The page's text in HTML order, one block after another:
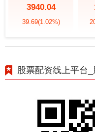
3940.04
39.69(1.02%)
股票配资线上平台